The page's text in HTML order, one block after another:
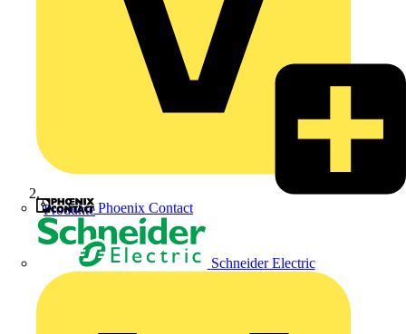
Phoenix Contact
Schneider Electric
Produkte